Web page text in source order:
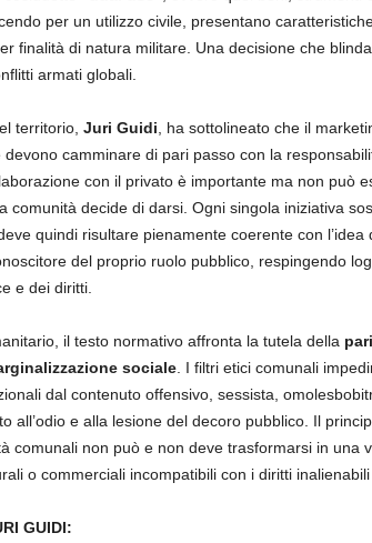
per un utilizzo civile, presentano
finalità di natura militare. Una decisione che
armati globali.
territorio, Juri Guidi , ha sottolineato che il
camminare di pari passo con la
con il privato è importante ma non può
comunità decide di darsi. Ogni singola iniziativa
quindi risultare pienamente coerente con l’idea
del proprio ruolo pubblico, respingendo
e dei diritti.
il testo normativo affronta la tutela della
sociale. I filtri etici comunali
dal contenuto offensivo, sessista,
all’odio e alla lesione del decoro pubblico. Il
comunali non può e non deve trasformarsi in una
o commerciali incompatibili con i diritti inalienabili
GUIDI: